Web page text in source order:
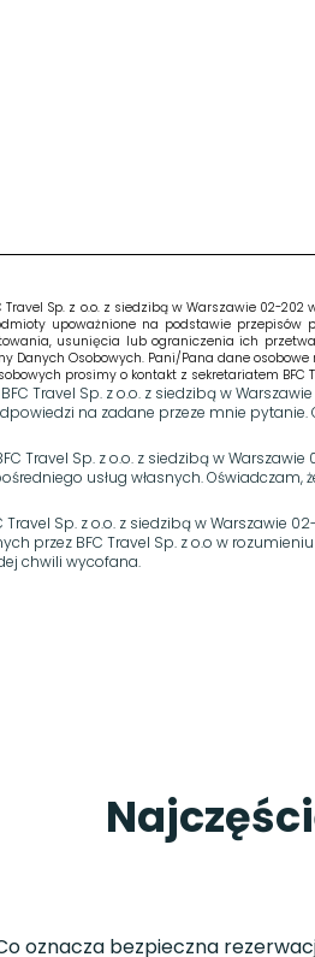
Sp. z o.o. z siedzibą w Warszawie 02-
upoważnione na podstawie
usunięcia lub ograniczenia ich
Danych Osobowych. Pani/Pana dane
prosimy o kontakt z sekretariatem BFC
Travel Sp. z o.o. z siedzibą w
na zadane przeze mnie
Travel Sp. z o.o. z siedzibą w
usług własnych.
Sp. z o.o. z siedzibą w
przez BFC Travel Sp. z o.o w
chwili wycofana.
oznacza bezpieczna